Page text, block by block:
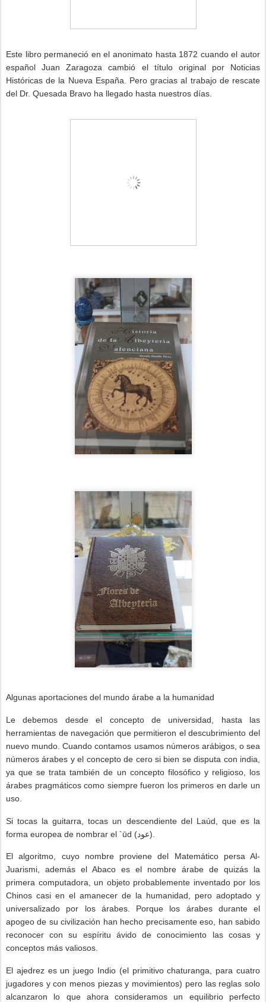
Este libro permaneció en el anonimato hasta 1872 cuando el autor
español Juan Zaragoza cambió el título original por Noticias
Históricas de la Nueva España. Pero gracias al trabajo de rescate
del Dr. Quesada Bravo ha llegado hasta nuestros días.
Algunas aportaciones del mundo árabe a la humanidad
Le debemos desde el concepto de universidad, hasta las
herramientas de navegación que permitieron el descubrimiento del
nuevo mundo. Cuando contamos usamos números arábigos, o sea
números árabes y el concepto de cero si bien se disputa con india,
ya que se trata también de un concepto filosófico y religioso, los
árabes pragmáticos como siempre fueron los primeros en darle un
uso.
Si tocas la guitarra, tocas un descendiente del Laúd, que es la
forma europea de nombrar el `ūd (عود).
El algoritmo, cuyo nombre proviene del Matemático persa Al-
Juarismi, además el Abaco es el nombre árabe de quizás la
primera computadora, un objeto probablemente inventado por los
Chinos casi en el amanecer de la humanidad, pero adoptado y
universalizado por los árabes. Porque los árabes durante el
apogeo de su civilización han hecho precisamente eso, han sabido
reconocer con su espíritu ávido de conocimiento las cosas y
conceptos más valiosos.
El ajedrez es un juego Indio (el primitivo chaturanga, para cuatro
jugadores y con menos piezas y movimientos) pero las reglas solo
alcanzaron lo que ahora consideramos un equilibrio perfecto